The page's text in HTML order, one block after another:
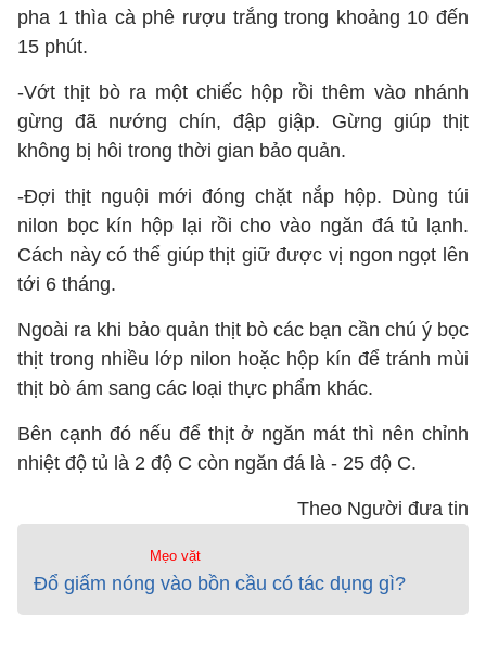
pha 1 thìa cà phê rượu trắng trong khoảng 10 đến
15 phút.
-Vớt thịt bò ra một chiếc hộp rồi thêm vào nhánh
gừng đã nướng chín, đập giập. Gừng giúp thịt
không bị hôi trong thời gian bảo quản.
-Đợi thịt nguội mới đóng chặt nắp hộp. Dùng túi
nilon bọc kín hộp lại rồi cho vào ngăn đá tủ lạnh.
Cách này có thể giúp thịt giữ được vị ngon ngọt lên
tới 6 tháng.
Ngoài ra khi bảo quản thịt bò các bạn cần chú ý bọc
thịt trong nhiều lớp nilon hoặc hộp kín để tránh mùi
thịt bò ám sang các loại thực phẩm khác.
Bên cạnh đó nếu để thịt ở ngăn mát thì nên chỉnh
nhiệt độ tủ là 2 độ C còn ngăn đá là - 25 độ C.
Theo Người đưa tin
Mẹo vặt
Đổ giấm nóng vào bồn cầu có tác dụng gì?